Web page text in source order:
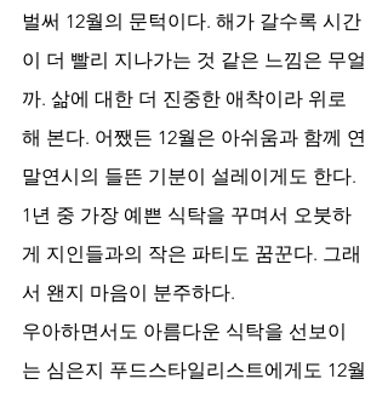
벌써 12월의 문턱이다. 해가 갈수록 시간
이 더 빨리 지나가는 것 같은 느낌은 무얼
까. 삶에 대한 더 진중한 애착이라 위로
해 본다. 어쨌든 12월은 아쉬움과 함께 연
말연시의 들뜬 기분이 설레이게도 한다.
1년 중 가장 예쁜 식탁을 꾸며서 오붓하
게 지인들과의 작은 파티도 꿈꾼다. 그래
서 왠지 마음이 분주하다.
우아하면서도 아름다운 식탁을 선보이
는 심은지 푸드스타일리스트에게도 12월